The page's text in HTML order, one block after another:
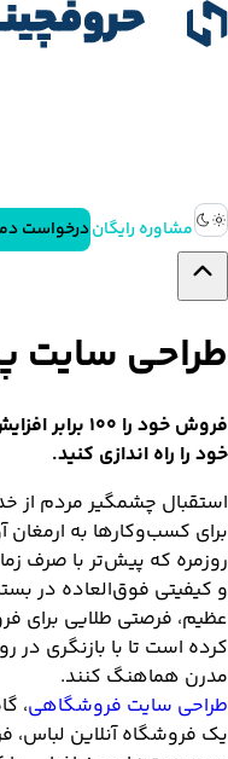
مشاوره رایگاندرخواست
طراحی سایت
فروش خود را
خود را راه اندازی کنید.
استقبال چشمگیر مردم از
برای کسب‌وکارها به ارمغان
روزمره که پیش‌تر با صرف
و کیفیتی فوق‌العاده در
عظیم، فرصتی طلایی برای
کرده است تا با بازنگری در
مدرن هماهنگ کنند.
طراحی سایت فروشگاهی،
یک فروشگاه آنلاین لباس،